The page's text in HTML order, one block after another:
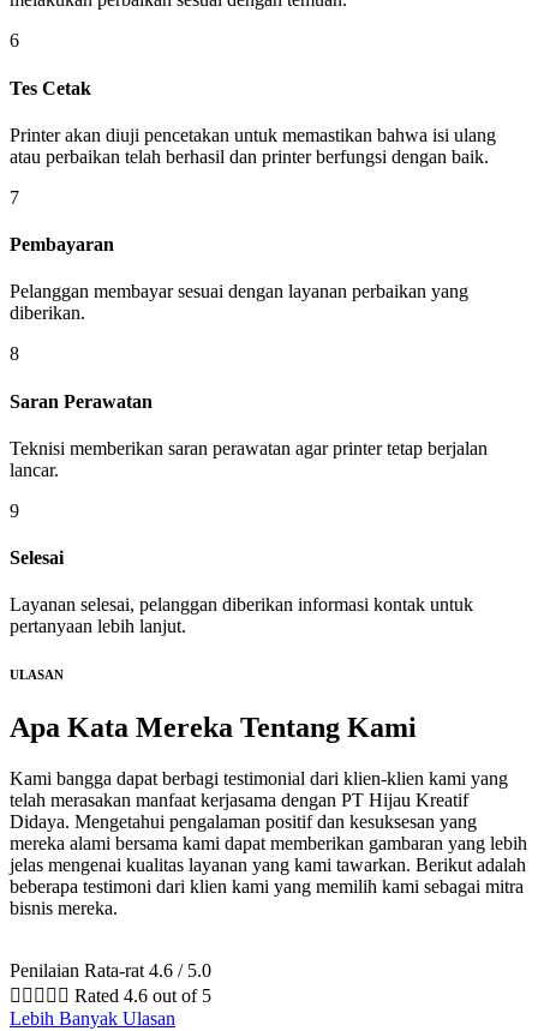
6
Tes Cetak
Printer akan diuji pencetakan untuk memastikan bahwa isi ulang
atau perbaikan telah berhasil dan printer berfungsi dengan baik.
7
Pembayaran
Pelanggan membayar sesuai dengan layanan perbaikan yang
diberikan.
8
Saran Perawatan
Teknisi memberikan saran perawatan agar printer tetap berjalan
lancar.
9
Selesai
Layanan selesai, pelanggan diberikan informasi kontak untuk
pertanyaan lebih lanjut.
ULASAN
Apa Kata Mereka Tentang Kami
Kami bangga dapat berbagi testimonial dari klien-klien kami yang
telah merasakan manfaat kerjasama dengan PT Hijau Kreatif
Didaya. Mengetahui pengalaman positif dan kesuksesan yang
mereka alami bersama kami dapat memberikan gambaran yang lebih
jelas mengenai kualitas layanan yang kami tawarkan. Berikut adalah
beberapa testimoni dari klien kami yang memilih kami sebagai mitra
bisnis mereka.
Penilaian Rata-rat 4.6 / 5.0
     Rated 4.6 out of 5
Lebih Banyak Ulasan